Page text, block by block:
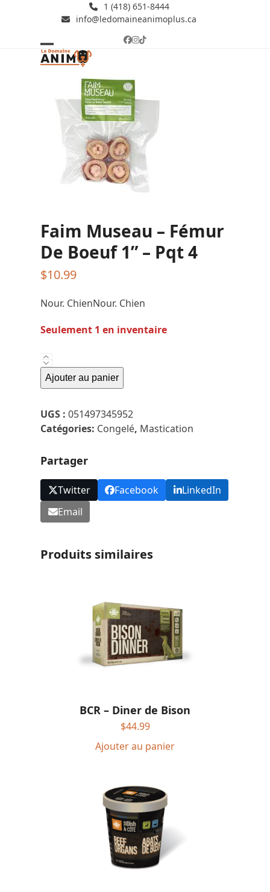
1 (418) 651-8444
info@ledomaineanimoplus.ca
Facebook
Instagram
Tiktok
Open
mobile
menu
Close
mobile
menu
Faim Museau – Fémur
De Boeuf 1” – Pqt 4
$10.99
Nour. ChienNour. Chien
Seulement 1 en inventaire
quantité
de
Faim
-
Fémur
Boeuf
Pqt
4
Ajouter au panier
UGS :051497345952
Catégories: Congelé, Mastication
Partager
Twitter Facebook
LinkedIn
Email
Produits similaires
BCR – Diner de Bison
$44.99
Ajouter au panier